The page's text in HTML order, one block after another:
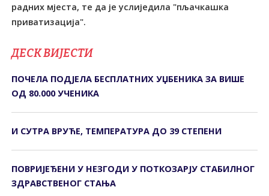
радних мјеста, те да је услиједила "пљачкашка
приватизација".
ДЕСК ВИЈЕСТИ
ПОЧЕЛА ПОДЈЕЛА БЕСПЛАТНИХ УЏБЕНИКА ЗА ВИШЕ
ОД 80.000 УЧЕНИКА
И СУТРА ВРУЋЕ, ТЕМПЕРАТУРА ДО 39 СТЕПЕНИ
ПОВРИЈЕЂЕНИ У НЕЗГОДИ У ПОТКОЗАРЈУ СTАБИЛНОГ
ЗДРАВСTВЕНОГ СTАЊА